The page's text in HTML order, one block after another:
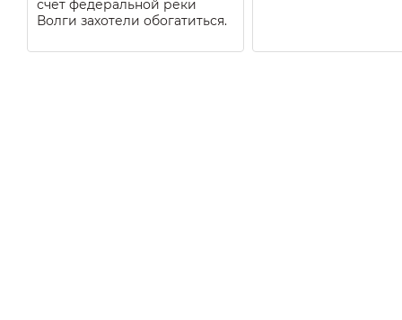
счёт федеральной реки
Волги захотели обогатиться.